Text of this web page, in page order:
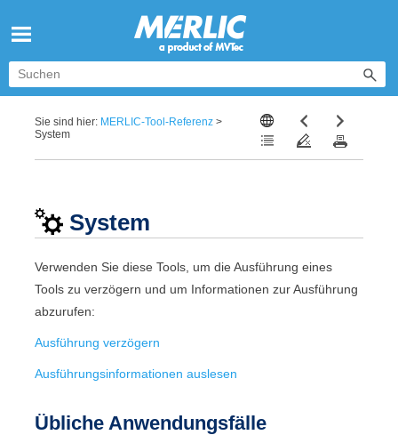
Sie sind hier: MERLIC-Tool-Referenz >
System
System
Verwenden Sie diese Tools, um die Ausführung eines
Tools zu verzögern und um Informationen zur Ausführung
abzurufen:
Ausführung verzögern
Ausführungsinformationen auslesen
Übliche Anwendungsfälle